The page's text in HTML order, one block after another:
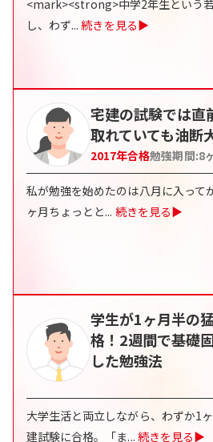
<mark><strong>中学2年生という
し、わず... 続きを見る▶
宅建の試験では直
取れていても油断
2017年合格勉強期間:8
私が勉強を始めたのは八月に入って
ヶ月ちょっとと... 続きを見る▶
学生が1ヶ月半の
格！2週間で基礎
した勉強法
大学生活と両立しながら、わずか1
建試験に合格。「ま... 続きを見る▶